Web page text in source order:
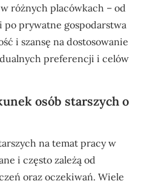
różnych placówkach – od
po prywatne gospodarstwa
i szansę na dostosowanie
preferencji i celów
osób starszych o
na temat pracy w
i często zależą od
oraz oczekiwań. Wiele